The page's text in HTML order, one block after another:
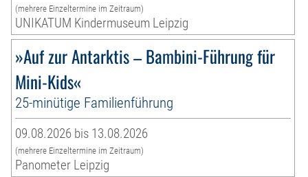
(mehrere Einzeltermine im Zeitraum)
UNIKATUM Kindermuseum Leipzig
»Auf zur Antarktis – Bambini-Führung für
Mini-Kids«
25-minütige Familienführung
09.08.2026 bis 13.08.2026
(mehrere Einzeltermine im Zeitraum)
Panometer Leipzig